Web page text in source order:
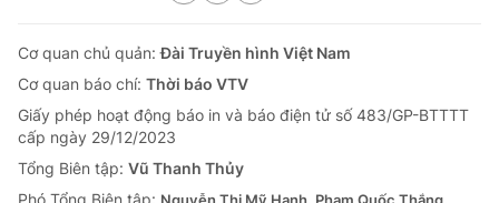
Cơ quan chủ quản:Đài Truyền hình Việt Nam
Cơ quan báo chí: Thời báo VTV
Giấy phép hoạt động báo in và báo điện tử số 483/GP-BTTTT
cấp ngày 29/12/2023
Tổng Biên tập: Vũ Thanh Thủy
Phó Tổng Biên tập: Nguyễn Thị Mỹ Hạnh, Phạm Quốc Thắng,